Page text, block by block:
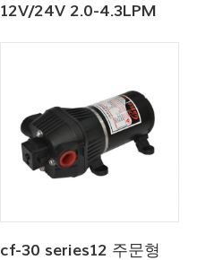
12V/24V 2.0-4.3LPM
cf-30 series12 주문형